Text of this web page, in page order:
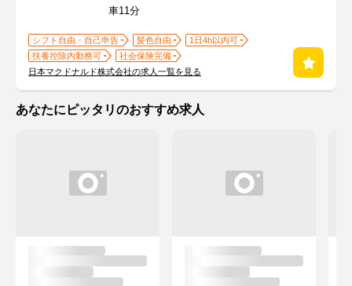
車11分
シフト自由・自己申告 髪色自由
1日4h以内可
扶養控除内勤務可
社会保険完備
日本マクドナルド株式会社の求人一覧を見る
あなたにピッタリのおすすめ求人